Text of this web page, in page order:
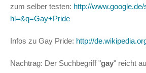
zum selber testen: http://
hl=&q=Gay+Pride
Infos zu Gay Pride: http://
Nachtrag: Der Suchbegriff "gay" reicht